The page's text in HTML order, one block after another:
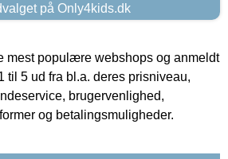
på Only4kids.dk
mest populære webshops og anmeldt
til 5 ud fra bl.a. deres prisniveau,
brugervenlighed,
og betalingsmuligheder.